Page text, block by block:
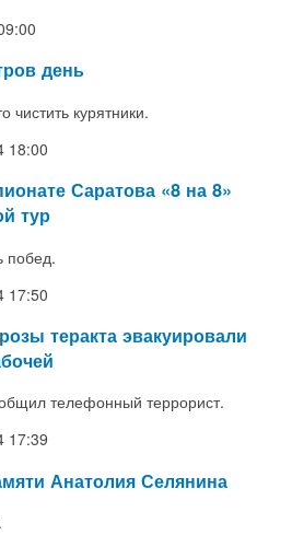
день
чистить курятники.
18:00
Саратова «8 на 8»
тур
побед.
17:50
теракта эвакуировали
телефонный террорист.
17:39
Анатолия Селянина